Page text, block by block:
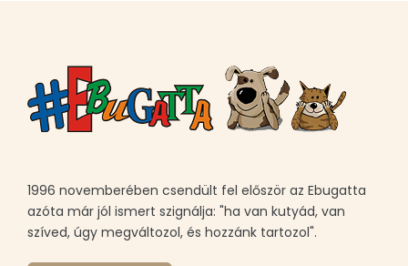
1996 novemberében csendült fel először az Ebugatta
azóta már jól ismert szignálja: "ha van kutyád, van
szíved, úgy megváltozol, és hozzánk tartozol".